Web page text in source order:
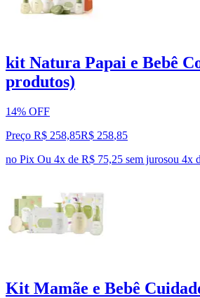
kit Natura Papai e Bebê
produtos)
14% OFF
Preço R$ 258,85R$ 258,85
no Pix Ou 4x de R$ 75,25 sem jurosou 4x
Kit Mamãe e Bebê